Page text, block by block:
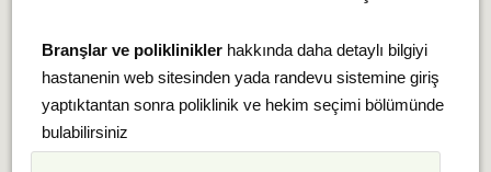
Branşlar ve polikliniklerhakkında daha detaylı bilgiyi
hastanenin web sitesinden yada randevu sistemine giriş
yaptıktantan sonra poliklinik ve hekim seçimi bölümünde
bulabilirsiniz